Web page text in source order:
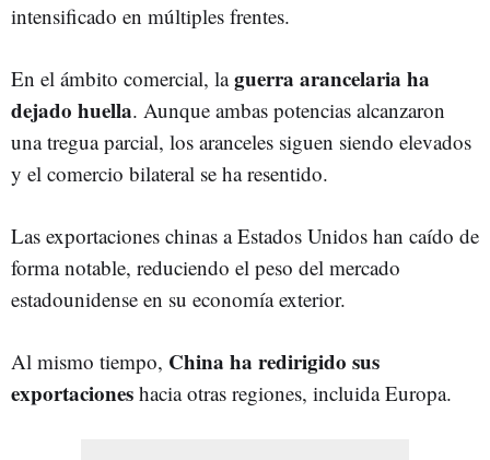
intensificado en múltiples frentes.
En el ámbito comercial, laguerra arancelaria ha
dejado huella. Aunque ambas potencias alcanzaron
una tregua parcial, los aranceles siguen siendo elevados
y el comercio bilateral se ha resentido.
Las exportaciones chinas a Estados Unidos han caído de
forma notable, reduciendo el peso del mercado
estadounidense en su economía exterior.
Al mismo tiempo, China ha redirigido sus
exportaciones hacia otras regiones, incluida Europa.